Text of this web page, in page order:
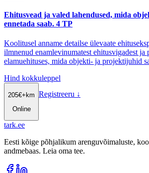
Ehitusvead ja valed lahendused, mida
ennetada saab. 4 TP
Koolitusel anname detailse ülevaate
ilmnenud enamlevinumatest ehitusvigadest ja
elamuehituses, mida objekti- ja projektijuhid
Hind kokkuleppel
205€+km
Online
Registreeru ↓
tark.ee
Eesti kõige põhjalikum arenguvõimaluste,
andmebaas. Leia oma tee.